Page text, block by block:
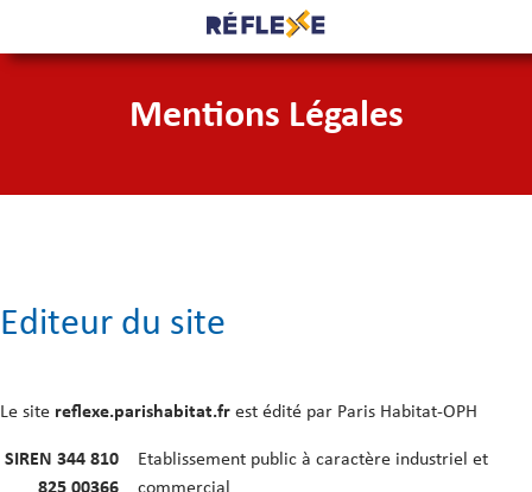
Mentions Légales
Editeur du site
Le site reflexe.parishabitat.fr est édité par Paris Habitat-OPH
SIREN 344 810
Etablissement public à caractère industriel et